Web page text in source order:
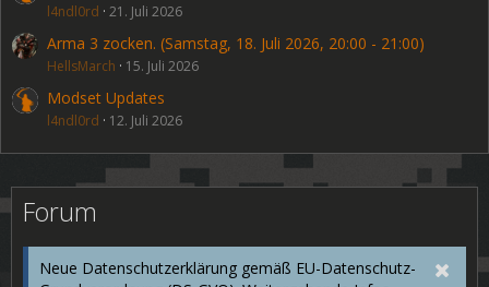
l4ndl0rd 21. Juli 2026
Arma 3 zocken. (Samstag, 18. Juli 2026, 20:00 - 21:00)
HellsMarch 15. Juli 2026
Modset Updates
l4ndl0rd 12. Juli 2026
Forum
Neue Datenschutzerklärung gemäß EU-Datenschutz-